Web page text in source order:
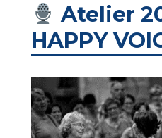
Atelier
HAPPY